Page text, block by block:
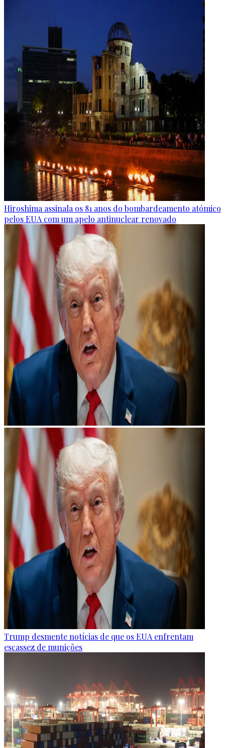
Hiroshima assinala os 81 anos do bombardeamento atómico
pelos EUA com um apelo antinuclear renovado
Trump desmente notícias de que os EUA enfrentam
escassez de munições